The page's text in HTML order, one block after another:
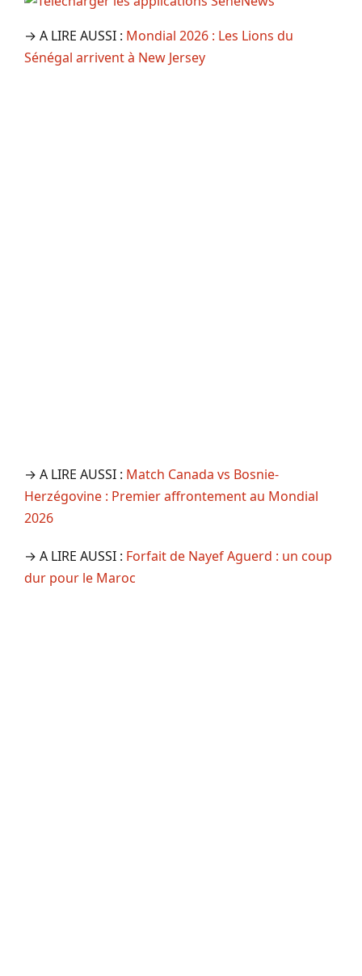
→ A LIRE AUSSI : Mondial 2026 : Les Lions du
Sénégal arrivent à New Jersey
→ A LIRE AUSSI : Match Canada vs Bosnie-
Herzégovine : Premier affrontement au Mondial
2026
→ A LIRE AUSSI : Forfait de Nayef Aguerd : un coup
dur pour le Maroc